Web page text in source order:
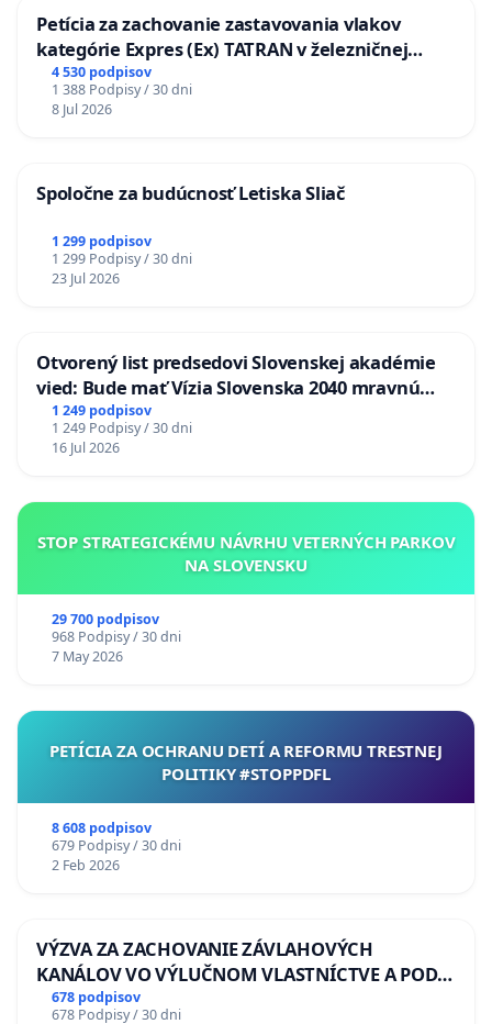
Petícia za zachovanie zastavovania vlakov
kategórie Expres (Ex) TATRAN v železničnej
stanici Púchov
4 530 podpisov
1 388 Podpisy / 30 dni
8 Jul 2026
Spoločne za budúcnosť Letiska Sliač
1 299 podpisov
1 299 Podpisy / 30 dni
23 Jul 2026
Otvorený list predsedovi Slovenskej akadémie
vied: Bude mať Vízia Slovenska 2040 mravnú
chrbticu?
1 249 podpisov
1 249 Podpisy / 30 dni
16 Jul 2026
STOP STRATEGICKÉMU NÁVRHU VETERNÝCH PARKOV
NA SLOVENSKU
29 700 podpisov
968 Podpisy / 30 dni
7 May 2026
PETÍCIA ZA OCHRANU DETÍ A REFORMU TRESTNEJ
POLITIKY #STOPPDFL
8 608 podpisov
679 Podpisy / 30 dni
2 Feb 2026
VÝZVA ZA ZACHOVANIE ZÁVLAHOVÝCH
KANÁLOV VO VÝLUČNOM VLASTNÍCTVE A POD
KONTROLOU SLOVENSKEJ REPUBLIKY & žiadosť
678 podpisov
678 Podpisy / 30 dni